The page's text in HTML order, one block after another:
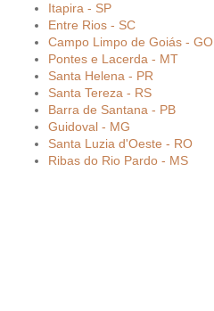
Itapira - SP
Entre Rios - SC
Campo Limpo de Goiás - GO
Pontes e Lacerda - MT
Santa Helena - PR
Santa Tereza - RS
Barra de Santana - PB
Guidoval - MG
Santa Luzia d'Oeste - RO
Ribas do Rio Pardo - MS